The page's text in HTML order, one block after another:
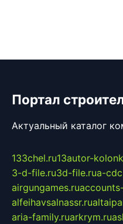
Портал
Актуальный каталог
133chel.ru13autor-
3-d-file.ru3d-file.rua-
airgungames.ru
alfeihavsalnassr.ru
aria-family.ruarkrym.ru